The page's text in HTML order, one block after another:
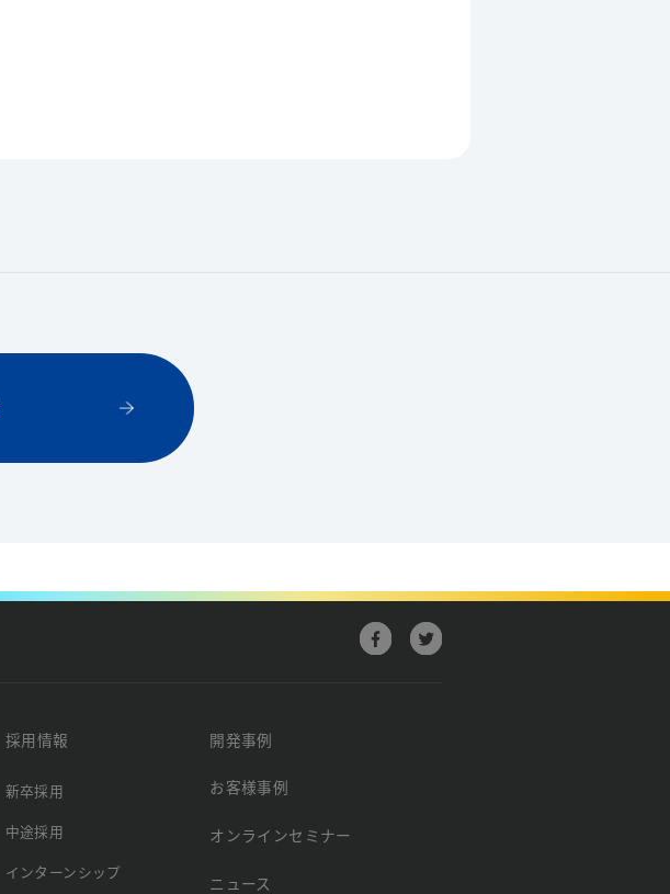
採用情報
新卒採用
中途採用
インターンシップ
開発事例
お客様事例
オンラインセミナー
ニュース